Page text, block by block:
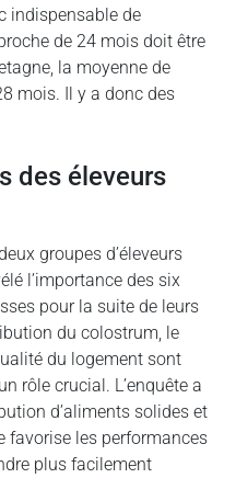
indispensable de
de 24 mois doit être
la moyenne de
mois. Il y a donc des
groupes d’éleveurs
l’importance des six
pour la suite de leurs
du colostrum, le
du logement sont
rôle crucial. L’enquête a
d’aliments solides et
favorise les performances
plus facilement